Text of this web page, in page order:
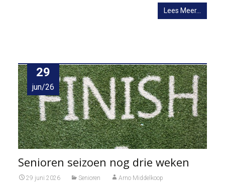
Lees Meer…
29
jun/26
Senioren seizoen nog drie weken
29 juni 2026 Senioren Arno Middelkoop